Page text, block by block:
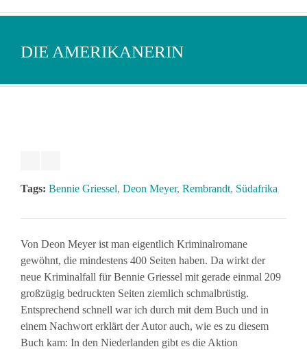
DIE AMERIKANERIN
Tags: Bennie Griessel, Deon Meyer, Rembrandt, Südafrika
Von Deon Meyer ist man eigentlich Kriminalromane
gewöhnt, die mindestens 400 Seiten haben. Da wirkt der
neue Kriminalfall für Bennie Griessel mit gerade einmal 209
großzügig bedruckten Seiten ziemlich schmalbrüstig.
Entsprechend schnell war ich durch mit dem Buch und in
einem Nachwort erklärt der Autor auch, wie es zu diesem
Buch kam: In den Niederlanden gibt es die Aktion